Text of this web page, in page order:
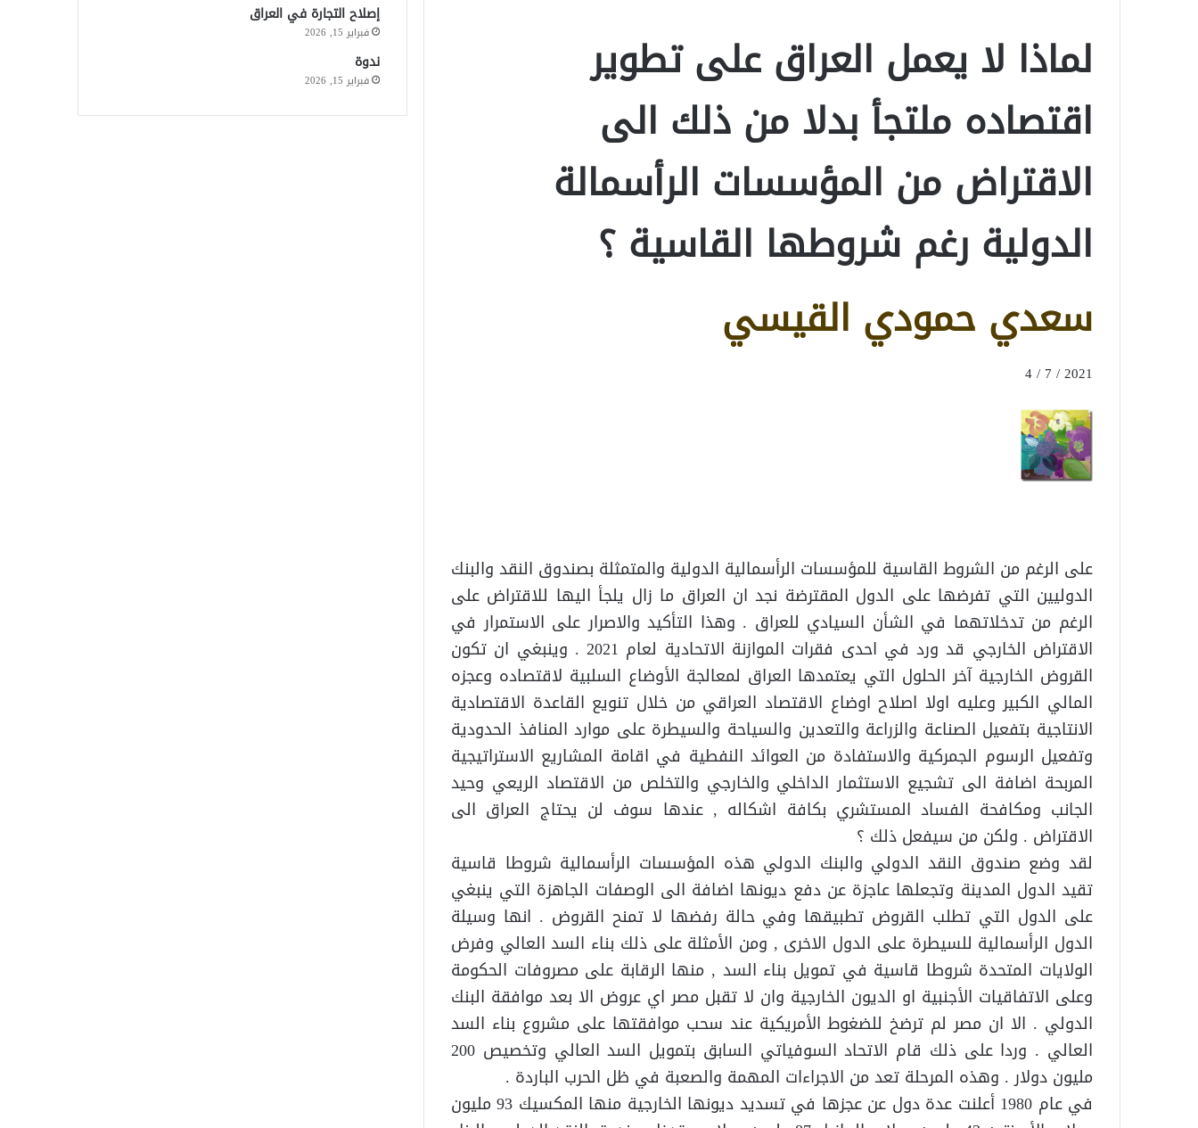
لماذا لا يعمل العراق على تطوير
اقتصاده ملتجأ بدلا من ذلك الى
الاقتراض من المؤسسات الرأسمالة
الدولية رغم شروطها القاسية ؟
سعدي حمودي القيسي
2021 / 7 / 4
على الرغم من الشروط القاسية للمؤسسات الرأسمالية الدولية والمتمثلة بصندوق النقد والبنك
الدوليين التي تفرضها على الدول المقترضة نجد ان العراق ما زال يلجأ اليها للاقتراض على
الرغم من تدخلاتهما في الشأن السيادي للعراق . وهذا التأكيد والاصرار على الاستمرار في
الاقتراض الخارجي قد ورد في احدى فقرات الموازنة الاتحادية لعام 2021 . وينبغي ان تكون
القروض الخارجية آخر الحلول التي يعتمدها العراق لمعالجة الأوضاع السلبية لاقتصاده وعجزه
المالي الكبير وعليه اولا اصلاح اوضاع الاقتصاد العراقي من خلال تنويع القاعدة الاقتصادية
الانتاجية بتفعيل الصناعة والزراعة والتعدين والسياحة والسيطرة على موارد المنافذ الحدودية
وتفعيل الرسوم الجمركية والاستفادة من العوائد النفطية في اقامة المشاريع الاستراتيجية
المربحة اضافة الى تشجيع الاستثمار الداخلي والخارجي والتخلص من الاقتصاد الريعي وحيد
الجانب ومكافحة الفساد المستشري بكافة اشكاله , عندها سوف لن يحتاج العراق الى
الاقتراض . ولكن من سيفعل ذلك ؟
لقد وضع صندوق النقد الدولي والبنك الدولي هذه المؤسسات الرأسمالية شروطا قاسية
تقيد الدول المدينة وتجعلها عاجزة عن دفع ديونها اضافة الى الوصفات الجاهزة التي ينبغي
على الدول التي تطلب القروض تطبيقها وفي حالة رفضها لا تمنح القروض . انها وسيلة
الدول الرأسمالية للسيطرة على الدول الاخرى , ومن الأمثلة على ذلك بناء السد العالي وفرض
الولايات المتحدة شروطا قاسية في تمويل بناء السد , منها الرقابة على مصروفات الحكومة
وعلى الاتفاقيات الأجنبية او الديون الخارجية وان لا تقبل مصر اي عروض الا بعد موافقة البنك
الدولي . الا ان مصر لم ترضخ للضغوط الأمريكية عند سحب موافقتها على مشروع بناء السد
العالي . وردا على ذلك قام الاتحاد السوفياتي السابق بتمويل السد العالي وتخصيص 200
مليون دولار . وهذه المرحلة تعد من الاجراءات المهمة والصعبة في ظل الحرب الباردة .
في عام 1980 أعلنت عدة دول عن عجزها في تسديد ديونها الخارجية منها المكسيك 93 مليون
إصلاح التجارة في العراق
فبراير 15, 2026
ندوة
فبراير 15, 2026